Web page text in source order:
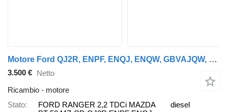
Motore Ford QJ2R, ENPF, ENQJ, ENQW, GBVAJQW, GBVAJQJ, GBVAJPF, P4-AT, P4AT FORD per automobile Ford RANGER 2,2 TDCi ,MAZDA BT-50 2,2 MZ-CD
3.500 € Netto
Ricambio - motore
Stato
FORD RANGER 2,2 TDCi MAZDA
diesel